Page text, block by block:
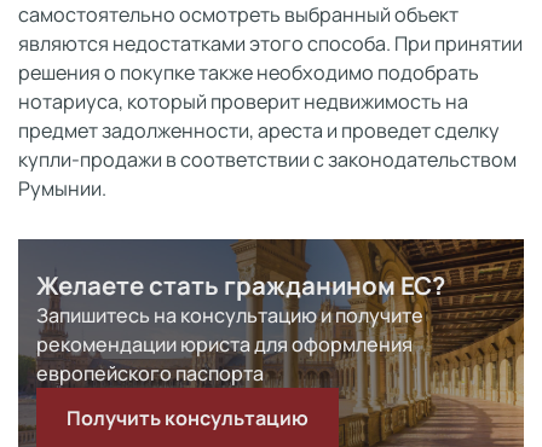
самостоятельно осмотреть выбранный объект
являются недостатками этого способа. При принятии
решения о покупке также необходимо подобрать
нотариуса, который проверит недвижимость на
предмет задолженности, ареста и проведет сделку
купли-продажи в соответствии с законодательством
Румынии.
Желаете стать гражданином ЕС?
Запишитесь на консультацию и получите
рекомендации юриста для оформления
европейского паспорта
Получить консультацию